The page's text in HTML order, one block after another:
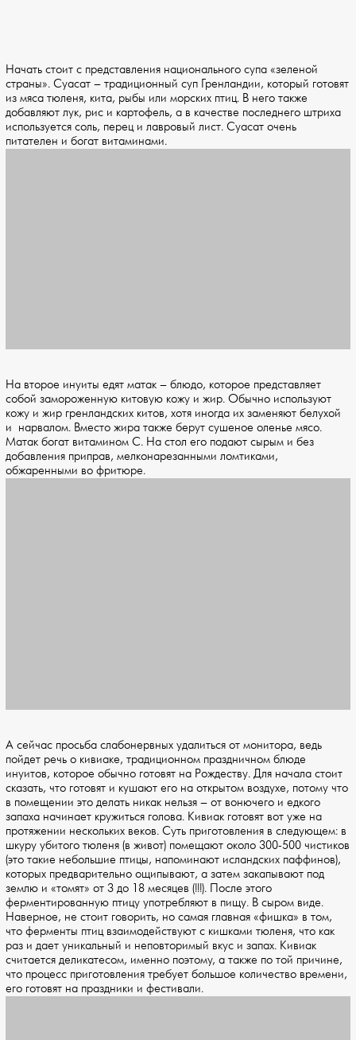
Начать стоит с представления национального супа «зеленой
страны». Суасат – традиционный суп Гренландии, который готовят
из мяса тюленя, кита, рыбы или морских птиц. В него также
добавляют лук, рис и картофель, а в качестве последнего штриха
используется соль, перец и лавровый лист. Суасат очень
питателен и богат витаминами.
На второе инуиты едят матак – блюдо, которое представляет
собой замороженную китовую кожу и жир. Обычно используют
кожу и жир гренландских китов, хотя иногда их заменяют белухой
и нарвалом. Вместо жира также берут сушеное оленье мясо.
Матак богат витамином C. На стол его подают сырым и без
добавления приправ, мелконарезанными ломтиками,
обжаренными во фритюре.
А сейчас просьба слабонервных удалиться от монитора, ведь
пойдет речь о кивиаке, традиционном праздничном блюде
инуитов, которое обычно готовят на Рождеству. Для начала стоит
сказать, что готовят и кушают его на открытом воздухе, потому что
в помещении это делать никак нельзя – от вонючего и едкого
запаха начинает кружиться голова. Кивиак готовят вот уже на
протяжении нескольких веков. Суть приготовления в следующем: в
шкуру убитого тюленя (в живот) помещают около 300-500 чистиков
(это такие небольшие птицы, напоминают исландских паффинов),
которых предварительно ощипывают, а затем закапывают под
землю и «томят» от 3 до 18 месяцев (!!!). После этого
ферментированную птицу употребляют в пищу. В сыром виде.
Наверное, не стоит говорить, но самая главная «фишка» в том,
что ферменты птиц взаимодействуют с кишками тюленя, что как
раз и дает уникальный и неповторимый вкус и запах. Кивиак
считается деликатесом, именно поэтому, а также по той причине,
что процесс приготовления требует большое количество времени,
его готовят на праздники и фестивали.